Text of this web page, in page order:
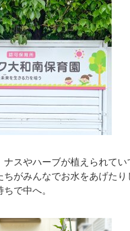
ナスやハーブが植えられてい
ちがみんなでお水をあげたり
で中へ。